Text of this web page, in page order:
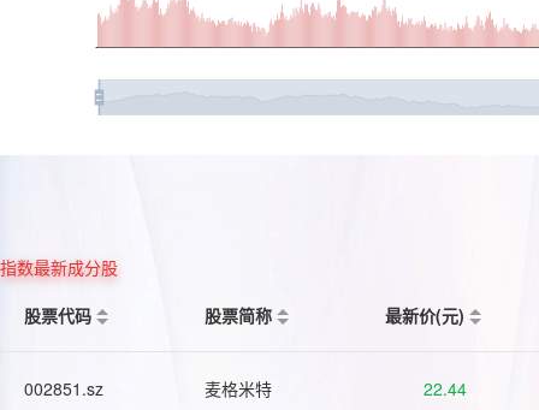
指数最新成分股
股票代码
股票简称 最新价(元)
002851.sz 麦格米特 22.44